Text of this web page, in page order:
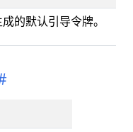
的默认引导令牌。